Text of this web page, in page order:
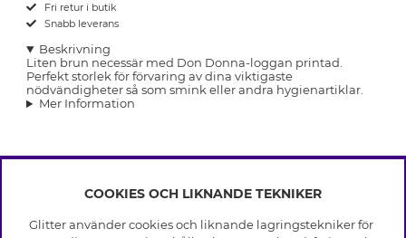
Fri retur i butik
Snabb leverans
Beskrivning
Liten brun necessär med Don Donna-loggan printad.
Perfekt storlek för förvaring av dina viktigaste
nödvändigheter så som smink eller andra hygienartiklar.
Mer Information
INFO
Leverans
COOKIES OCH LIKNANDE TEKNIKER
Glitter använder cookies och liknande lagringstekniker för